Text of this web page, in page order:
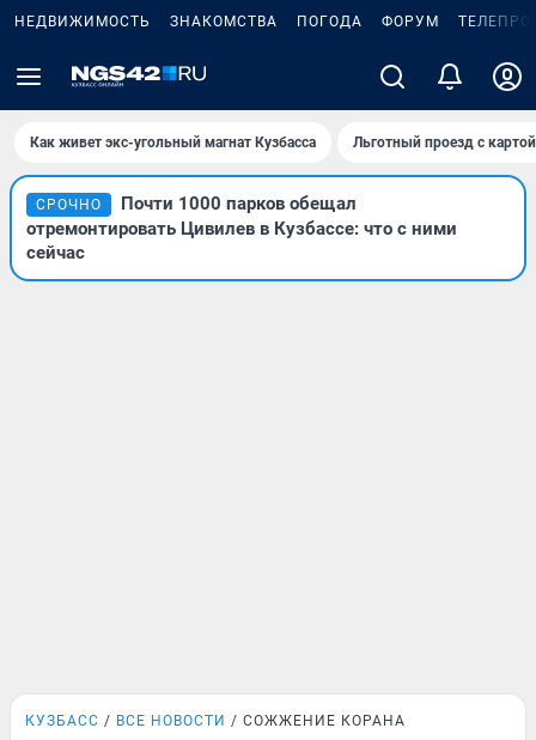
НЕДВИЖИМОСТЬ ЗНАКОМСТВА ПОГОДА ФОРУМ
Как живет экс-угольный магнат Кузбасса Льготный проезд с
СРОЧНО
Почти 1000 парков обещал
отремонтировать Цивилев в Кузбассе: что с ними
сейчас
КУЗБАСС ВСЕ НОВОСТИ СОЖЖЕНИЕ КОРАНА